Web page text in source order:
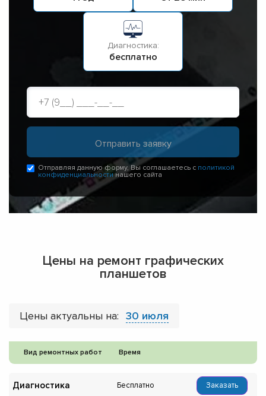
Диагностика:
бесплатно
Отправляя данную форму, Вы соглашаетесь с политикой
конфиденциальностинашего сайта
Цены на ремонт графических
планшетов
Цены актуальны на: 30 июля
Вид ремонтных работ Время
Диагностика Бесплатно Заказать